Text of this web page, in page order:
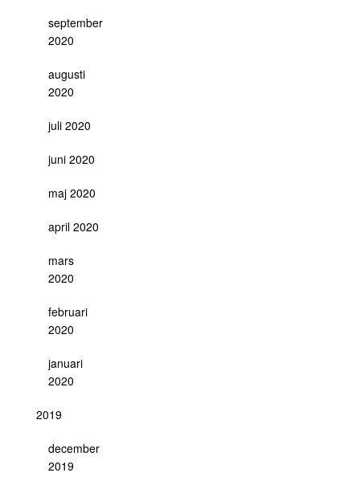
september
2020
augusti
2020
juli 2020
juni 2020
maj 2020
april 2020
mars
2020
februari
2020
januari
2020
2019
december
2019